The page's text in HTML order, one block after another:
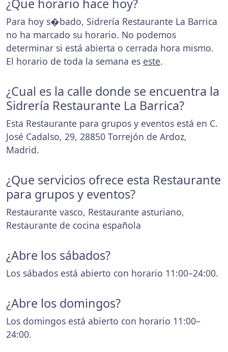
¿Que horario hace hoy?
Para hoy s�bado, Sidrería Restaurante La Barrica
no ha marcado su horario. No podemos
determinar si está abierta o cerrada hora mismo.
El horario de toda la semana es este.
¿Cual es la calle donde se encuentra la
Sidrería Restaurante La Barrica?
Esta Restaurante para grupos y eventos está en C.
José Cadalso, 29, 28850 Torrejón de Ardoz,
Madrid.
¿Que servicios ofrece esta Restaurante
para grupos y eventos?
Restaurante vasco, Restaurante asturiano,
Restaurante de cocina española
¿Abre los sábados?
Los sábados está abierto con horario 11:00–24:00.
¿Abre los domingos?
Los domingos está abierto con horario 11:00–
24:00.